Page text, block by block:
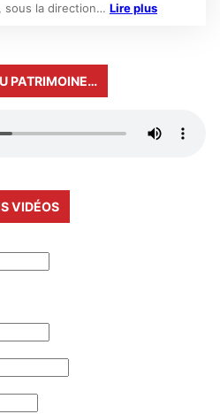
sous la direction… Lire plus
PATRIMOINE…
VIDÉOS